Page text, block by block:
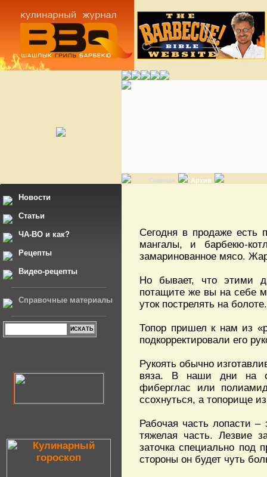
Главная Архив
Новости
Статьи
ЧА-ВО и как?
Рецепты
Видео-рецепты
Справочные материалы
Сегодня в продаже есть
мангалы, и барбекю-
замаринованное мясо.
Но бывает, что этими
потащите же вы на себе
уток пострелять на
Топор пришел к нам из
подкорректировали его
Рукоять обычно
вяза. В наши дни на
фиберглас или
ссохнуться, а топорище
Рабочая часть лопасти
тяжелая часть. Лезвие
заточка специально под
стороны он будет чуть